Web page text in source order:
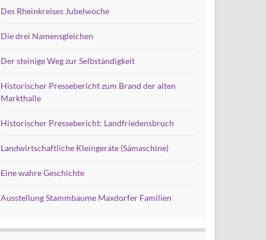
Des Rheinkreises Jubelwoche
Die drei Namensgleichen
Der steinige Weg zur Selbständigkeit
Historischer Pressebericht zum Brand der alten
Markthalle
Historischer Pressebericht: Landfriedensbruch
Landwirtschaftliche Kleingeräte (Sämaschine)
Eine wahre Geschichte
Ausstellung Stammbäume Maxdorfer Familien